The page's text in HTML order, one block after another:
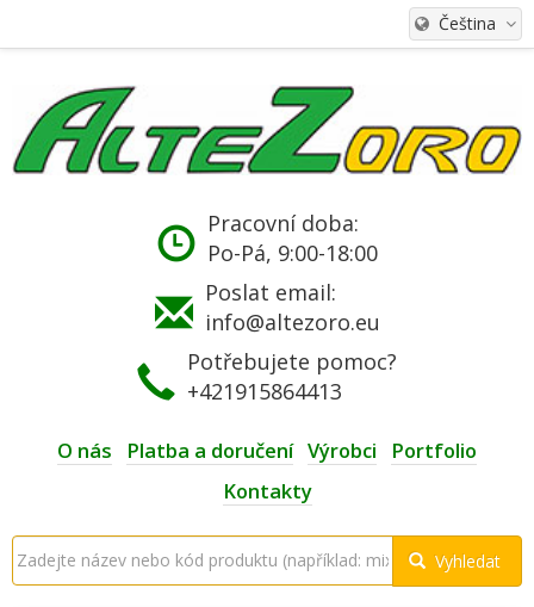
Čeština
Pracovní doba:
Po-Pá, 9:00-18:00
Poslat email:
info@altezoro.eu
Potřebujete pomoc?
+421915864413
O nás Platba a doručení Výrobci
Portfolio
Kontakty
Vyhledat